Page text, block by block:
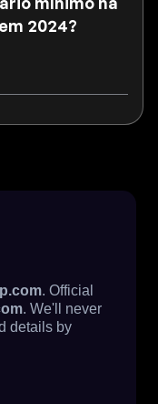
2024?
. Official
. We'll never
details by